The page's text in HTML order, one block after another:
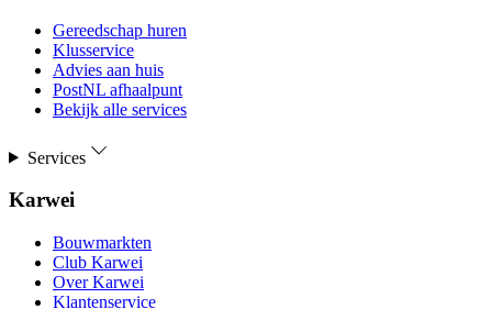
Gereedschap huren
Klusservice
Advies aan huis
PostNL afhaalpunt
Bekijk alle services
Services
Karwei
Bouwmarkten
Club Karwei
Over Karwei
Klantenservice